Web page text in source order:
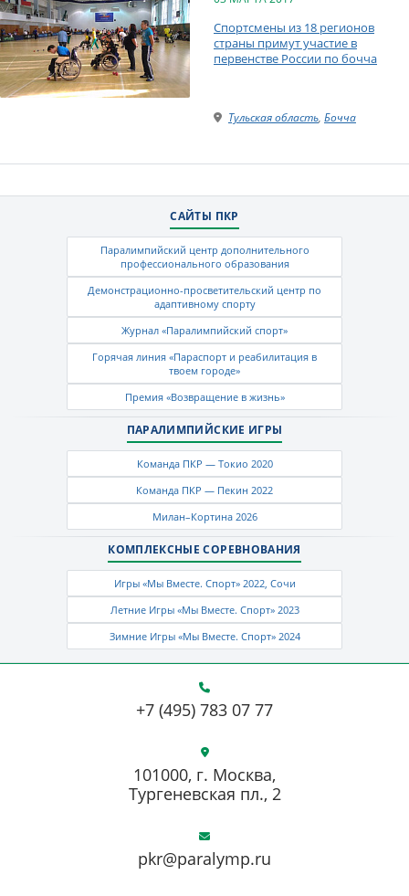
Спортсмены из 18 регионов
страны примут участие в
первенстве России по бочча
Тульская область, Бочча
САЙТЫ ПКР
Паралимпийский центр дополнительного
профессионального образования
Демонстрационно-просветительский центр по
адаптивному спорту
Журнал «Паралимпийский спорт»
Горячая линия «Параспорт и реабилитация в
твоем городе»
Премия «Возвращение в жизнь»
ПАРАЛИМПИЙСКИЕ ИГРЫ
Команда ПКР — Токио 2020
Команда ПКР — Пекин 2022
Милан–Кортина 2026
КОМПЛЕКСНЫЕ СОРЕВНОВАНИЯ
Игры «Мы Вместе. Спорт» 2022, Сочи
Летние Игры «Мы Вместе. Спорт» 2023
Зимние Игры «Мы Вместе. Спорт» 2024
+7 (495) 783 07 77
pkr@paralymp.ru
101000, г. Москва,
Тургеневская пл., 2